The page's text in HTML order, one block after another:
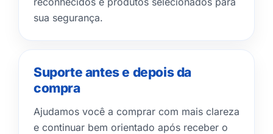
sua segurança.
Suporte antes e depois da
compra
Ajudamos você a comprar com mais clareza
e continuar bem orientado após receber o